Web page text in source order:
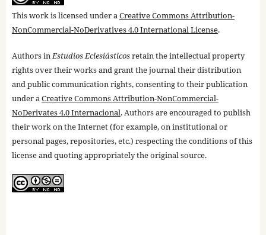
This work is licensed under aCreative Commons Attribution-
NonCommercial-NoDerivatives 4.0 International License.
Authors inEstudios Eclesiásticosretain the intellectual property
rights over their works and grant the journal their distribution
and public communication rights, consenting to their publication
under aCreative Commons Attribution-NonCommercial-
NoDerivates 4.0 Internacional. Authors are encouraged to publish
their work on the Internet (for example, on institutional or
personal pages, repositories, etc.) respecting the conditions of this
license and quoting appropriately the original source.